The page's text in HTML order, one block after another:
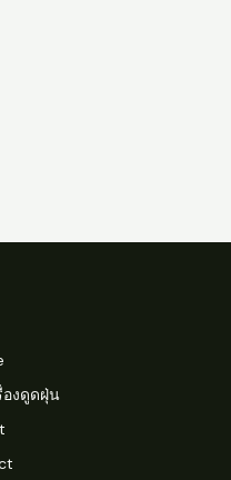
องดูดฝุ่น